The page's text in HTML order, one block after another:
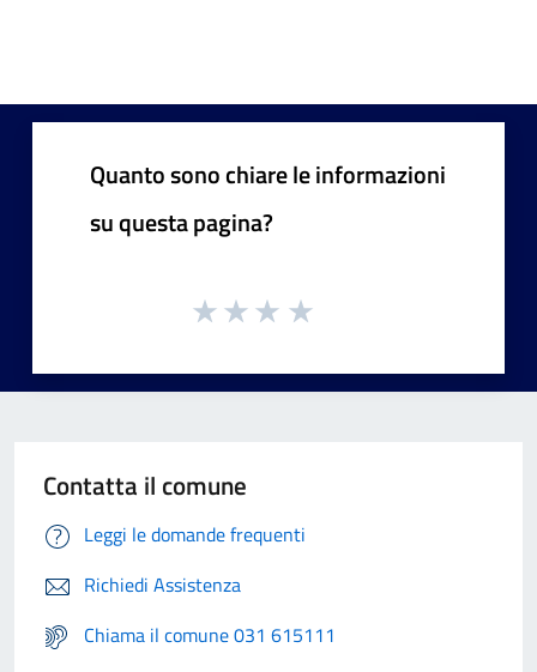
Quanto sono chiare le informazioni
su questa pagina?
Contatta il comune
Leggi le domande frequenti
Richiedi Assistenza
Chiama il comune 031 615111